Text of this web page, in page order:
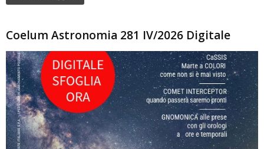
Coelum Astronomia 281 IV/2026 Digitale